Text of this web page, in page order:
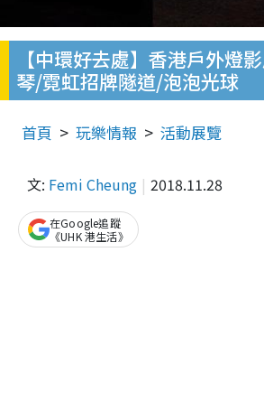
【中環好去處】香港戶外燈
琴/霓虹招牌隧道/泡泡光球
首頁 玩樂情報 活動展覽
文: Femi Cheung 2018.11.28
在Google追蹤
《UHK 港生活》